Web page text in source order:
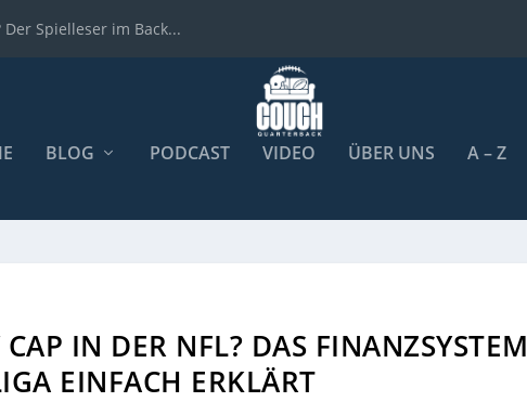
Spielleser im Back...
BLOG PODCAST VIDEO ÜBER UNS A – Z
IN DER NFL? DAS FINANZSYSTEM
EINFACH ERKLÄRT